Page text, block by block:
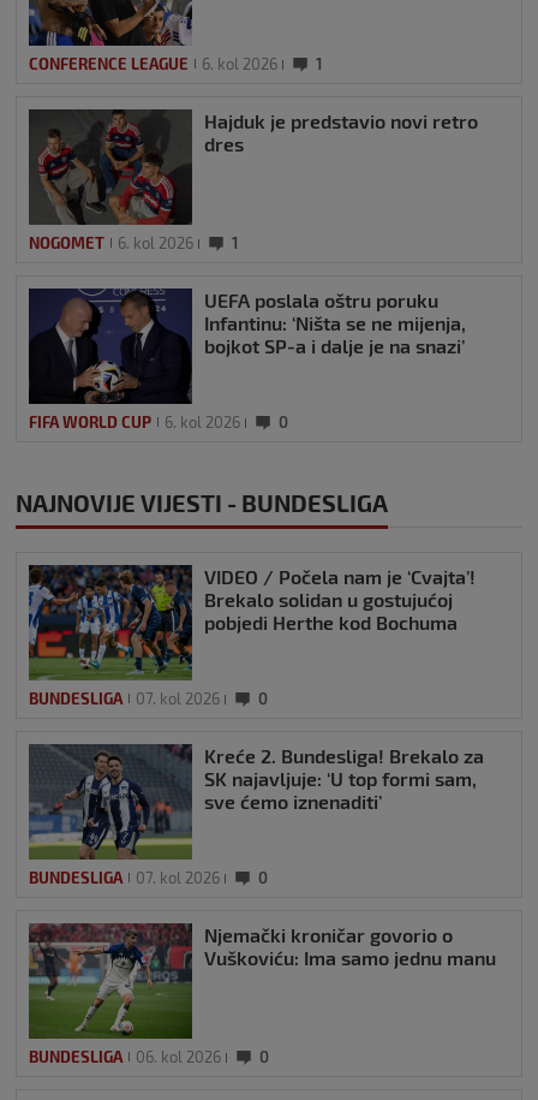
CONFERENCE LEAGUE 6. kol 2026 1
Hajduk je predstavio novi retro
dres
NOGOMET 6. kol 2026 1
UEFA poslala oštru poruku
Infantinu: ‘Ništa se ne mijenja,
bojkot SP-a i dalje je na snazi’
FIFA WORLD CUP 6. kol 2026 0
NAJNOVIJE VIJESTI - BUNDESLIGA
VIDEO / Počela nam je ‘Cvajta’!
Brekalo solidan u gostujućoj
pobjedi Herthe kod Bochuma
BUNDESLIGA 07. kol 2026 0
Kreće 2. Bundesliga! Brekalo za
SK najavljuje: ‘U top formi sam,
sve ćemo iznenaditi’
BUNDESLIGA 07. kol 2026 0
Njemački kroničar govorio o
Vuškoviću: Ima samo jednu manu
BUNDESLIGA 06. kol 2026 0